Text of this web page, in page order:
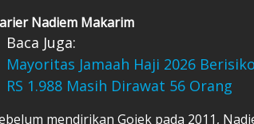
Nadiem Makarim
Baca Juga:
Mayoritas Jamaah Haji 2026
RS 1.988 Masih Dirawat 56 Orang
mendirikan Gojek pada 2011,